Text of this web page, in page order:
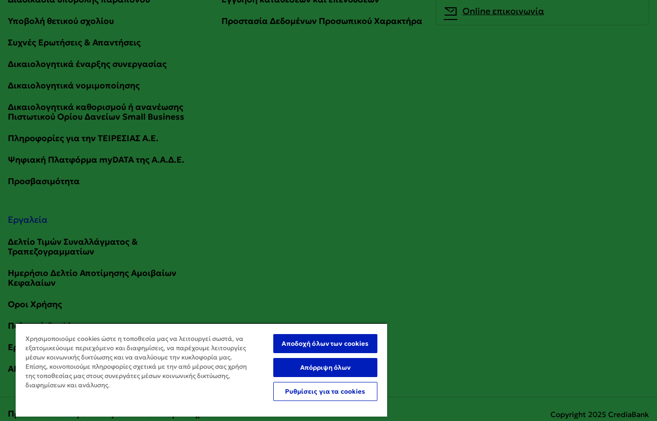
Οnline επικοινωνία
Εργαλεία
Copyright 2025 CrediaBank
Χρησιμοποιούμε cookies ώστε η τοποθεσία μας να λειτουργεί σωστά, να
εξατομικεύουμε περιεχόμενο και διαφημίσεις, να παρέχουμε λειτουργίες
μέσων κοινωνικής δικτύωσης και να αναλύουμε την κυκλοφορία μας.
Επίσης, κοινοποιούμε πληροφορίες σχετικά με την από μέρους σας χρήση
της τοποθεσίας μας στους συνεργάτες μέσων κοινωνικής δικτύωσης,
διαφημίσεων και ανάλυσης.
Αποδοχή όλων των cookies
Απόρριψη όλων
Ρυθμίσεις για τα cookies